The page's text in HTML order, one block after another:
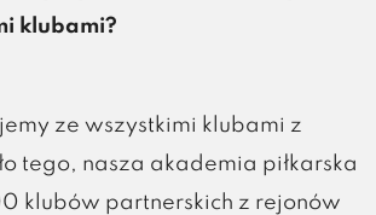
klubami?
ze wszystkimi klubami z
tego, nasza akademia piłkarska
klubów partnerskich z rejonów